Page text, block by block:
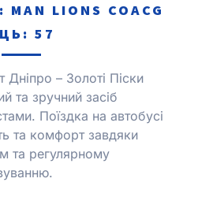
LІONS COACG
57
– Золоті Піски
та зручний засіб
Поїздка на автобусі
та комфорт завдяки
та регулярному